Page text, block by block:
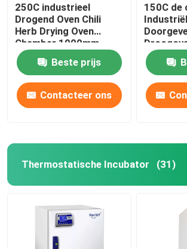
250C industrieel
Drogend Oven Chili
Herb Drying Oven
Chamber 1000mm
Beste prijs
Contacteer ons
150C de
Thermostatische Incubator (31)